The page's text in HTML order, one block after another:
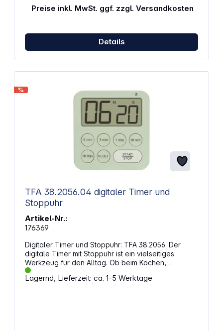
Preise inkl. MwSt. ggf. zzgl. Versandkosten
Details
%
TFA 38.2056.04 digitaler Timer und
Stoppuhr
Artikel-Nr.:
176369
Digitaler Timer und Stoppuhr: TFA 38.2056. Der
digitale Timer mit Stoppuhr ist ein vielseitiges
Werkzeug für den Alltag. Ob beim Kochen,
Teezubereiten, Spielen oder Lernen – dieser Timer
hilft dir, die Zeit im Blick zu behalten. Die
Lagernd, Lieferzeit: ca. 1-5 Werktage